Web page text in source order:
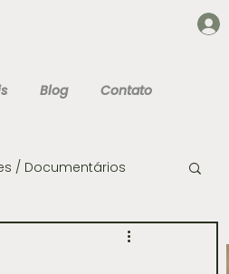
Blog Contato
/ Documentários
Consultoria de Imagem